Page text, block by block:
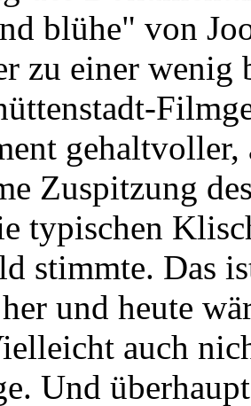
blühe" von
zu einer wenig
gehaltvoller,
Zuspitzung
typischen
stimmte. Das
und heute
auch
Und